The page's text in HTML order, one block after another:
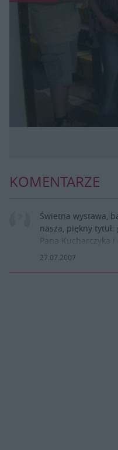
KOMENTARZE
Świetna wystawa,
nasza, piękny
Pana Kucharczyka
27.07.2007